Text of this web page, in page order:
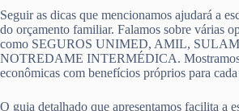
Seguir as dicas que mencionamos ajudará a
do orçamento familiar. Falamos sobre várias
como SEGUROS UNIMED, AMIL,
NOTREDAME INTERMÉDICA. Mostramos
econômicas com benefícios próprios para
O guia detalhado que apresentamos facilita a